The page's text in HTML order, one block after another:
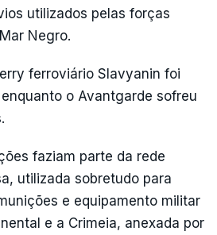
utilizados pelas forças
Negro.
ferroviário Slavyanin foi
o Avantgarde sofreu
faziam parte da rede
utilizada sobretudo para
e equipamento militar
e a Crimeia, anexada por